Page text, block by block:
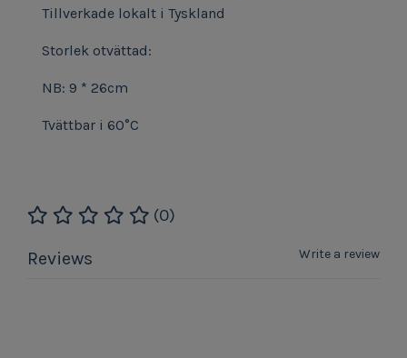
Tillverkade lokalt i Tyskland
Storlek otvättad:
NB: 9 * 26cm
Tvättbar i 60°C
(0)
Reviews Write a review